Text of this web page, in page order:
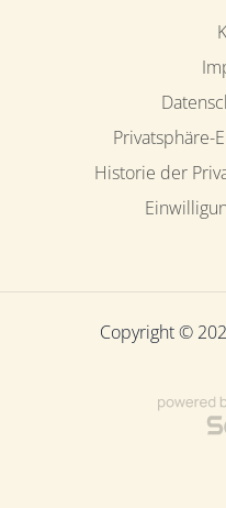
Privatsphäre-
Historie der
Copyright ©